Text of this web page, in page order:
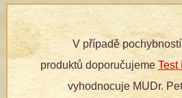
Patentní medicína
» 191 NÁRAMEK
191 NÁRAMEK
V případě
produktů doporučujeme Test
vyhodnocuje MUDr.